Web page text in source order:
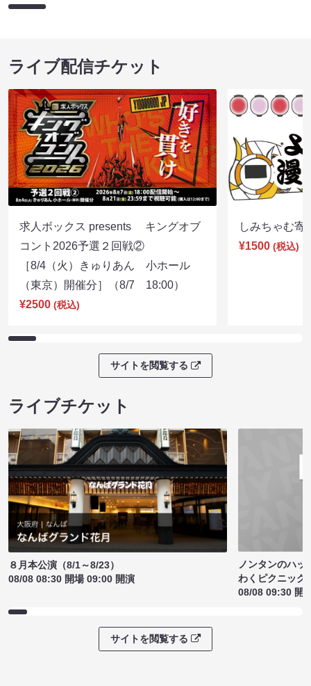
ライブ配信チケット
求人ボックス presents キングオブ
コント2026予選２回戦②
［8/4（火）きゅりあん 小ホール
（東京）開催分］（8/7 18:00）
¥2500 (税込)
しみちゃむ
¥1500 (税込)
サイトを閲覧する
ライブチケット
８月本公演（8/1～8/23）
08/08 08:30 開場 09:00 開演
ノンタンのハッ
わくピクニック
08/08 09:30 開
サイトを閲覧する